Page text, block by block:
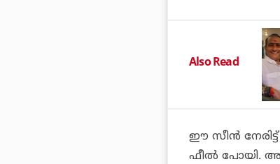
Also Read
ഈ സീന്‍
ഫീല്‍ പോയി.